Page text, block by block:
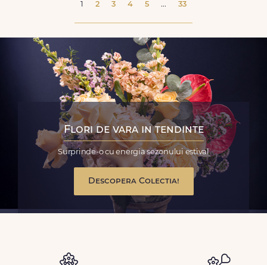
1 2 3 4 5 ... 33
Flori de vara in tendinte
Surprinde-o cu energia sezonului estival
Descopera Colectia!